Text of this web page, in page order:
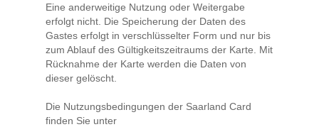
Eine anderweitige Nutzung oder Weitergabe
erfolgt nicht. Die Speicherung der Daten des
Gastes erfolgt in verschlüsselter Form und nur bis
zum Ablauf des Gültigkeitszeitraums der Karte. Mit
Rücknahme der Karte werden die Daten von
dieser gelöscht.
Die Nutzungsbedingungen der Saarland Card
finden Sie unter